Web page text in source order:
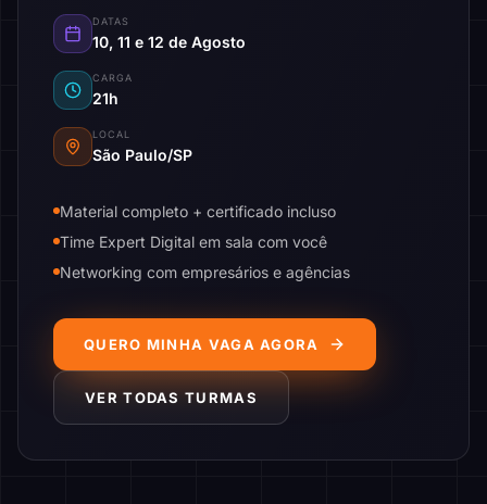
DATAS
10, 11 e 12 de Agosto
CARGA
21h
LOCAL
São Paulo/SP
Material completo + certificado incluso
Time Expert Digital em sala com você
Networking com empresários e agências
QUERO MINHA VAGA AGORA
VER TODAS TURMAS